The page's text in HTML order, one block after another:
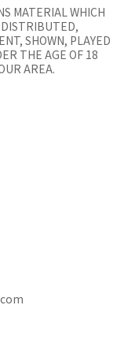
MATERIAL WHICH
DISTRIBUTED,
SHOWN, PLAYED
THE AGE OF 18
AREA.